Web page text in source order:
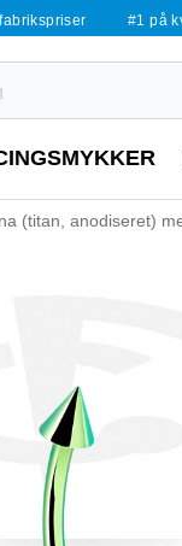
#1 på
(titan, anodiseret)